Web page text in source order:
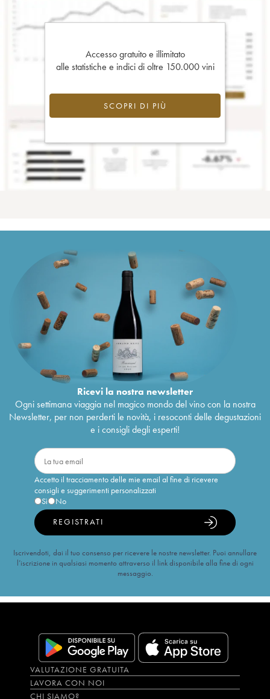
Accesso gratuito e illimitato
alle statistiche e indici di oltre 150.000 vini
SCOPRI DI PIÙ
Ricevi la nostra newsletter
Ogni settimana viaggia nel magico mondo del vino con la nostra
Newsletter, per non perderti le novità, i resoconti delle degustazioni
e i consigli degli esperti!
Accetto il tracciamento delle mie email al fine di ricevere
consigli e suggerimenti personalizzati
Sì
No
REGISTRATI
Iscrivendoti, dai il tuo consenso per ricevere le nostre newsletter. Puoi annullare
l’iscrizione in qualsiasi momento attraverso il link disponibile alla fine di ogni
messaggio.
VALUTAZIONE GRATUITA
LAVORA CON NOI
CHI SIAMO?